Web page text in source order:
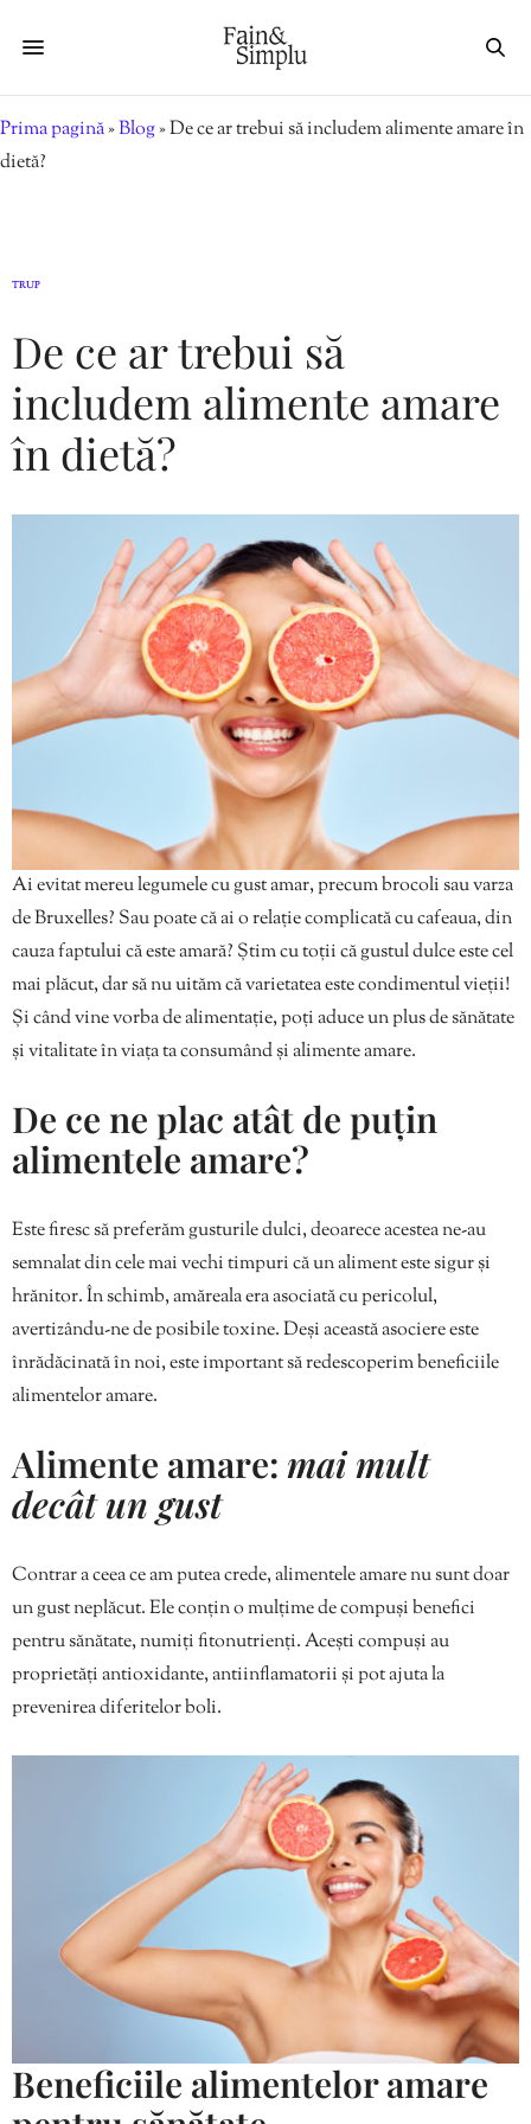
Prima pagină»Blog»De ce ar trebui să includem alimente amare în
dietă?
TRUP
De ce ar trebui să
includem alimente amare
în dietă?
Ai evitat mereu legumele cu gust amar, precum brocoli sau varza
de Bruxelles? Sau poate că ai o relație complicată cu cafeaua, din
cauza faptului că este amară? Știm cu toții că gustul dulce este cel
mai plăcut, dar să nu uităm că varietatea este condimentul vieții!
Și când vine vorba de alimentație, poți aduce un plus de sănătate
și vitalitate în viața ta consumând și alimente amare.
De ce ne plac atât de puțin
alimentele amare?
Este firesc să preferăm gusturile dulci, deoarece acestea ne-au
semnalat din cele mai vechi timpuri că un aliment este sigur și
hrănitor. În schimb, amăreala era asociată cu pericolul,
avertizându-ne de posibile toxine. Deși această asociere este
înrădăcinată în noi, este important să redescoperim beneficiile
alimentelor amare.
Alimente amare: mai mult
decât un gust
Contrar a ceea ce am putea crede, alimentele amare nu sunt doar
un gust neplăcut. Ele conțin o mulțime de compuși benefici
pentru sănătate, numiți fitonutrienți. Acești compuși au
proprietăți antioxidante, antiinflamatorii și pot ajuta la
prevenirea diferitelor boli.
Beneficiile alimentelor amare